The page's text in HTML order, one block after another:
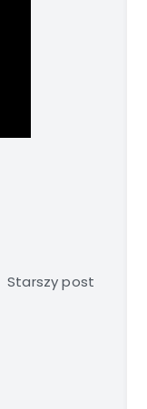
Starszy post